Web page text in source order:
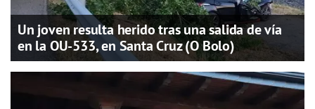
Un joven resulta herido tras una salida de vía
en la OU-533, en Santa Cruz (O Bolo)